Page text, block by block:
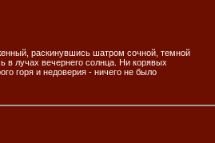
раскинувшись шатром сочной, темной
в лучах вечернего солнца. Ни корявых
горя и недоверия - ничего не было